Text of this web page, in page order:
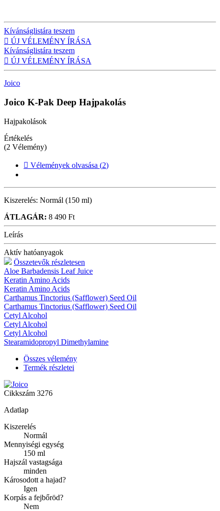
Kívánságlistára teszem
 ÚJ VÉLEMÉNY ÍRÁSA
Kívánságlistára teszem
 ÚJ VÉLEMÉNY ÍRÁSA
Joico
Joico K-Pak Deep Hajpakolás
Hajpakolások
Értékelés
(2 Vélemény)
 Vélemények olvasása (2)
Kiszerelés: Normál (150 ml)
ÁTLAGÁR: 8 490 Ft
Leírás
Aktív hatóanyagok
Összetevők részletesen
Aloe Barbadensis Leaf Juice
Keratin Amino Acids
Keratin Amino Acids
Carthamus Tinctorius (Safflower) Seed Oil
Carthamus Tinctorius (Safflower) Seed Oil
Cetyl Alcohol
Cetyl Alcohol
Cetyl Alcohol
Stearamidopropyl Dimethylamine
Összes vélemény
Termék részletei
Cikkszám 3276
Adatlap
Kiszerelés
Normál
Mennyiségi egység
150 ml
Hajszál vastagsága
minden
Károsodott a hajad?
Igen
Korpás a fejbőröd?
Nem